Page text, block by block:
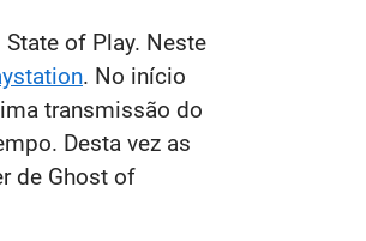
of Play. Neste
. No início
transmissão do
Desta vez as
de Ghost of